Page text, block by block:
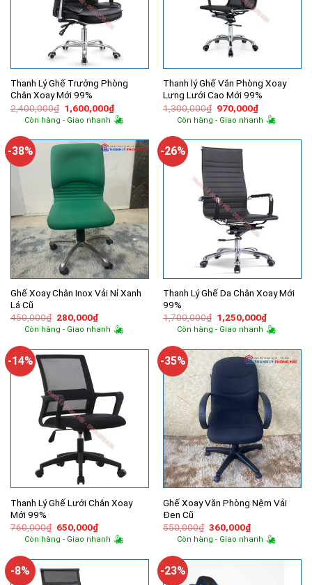
Thanh Lý Ghế Trưởng Phòng
Chân Xoay Mới 99%
2,400,000₫ Giá
gốc
là:
1,600,000₫Giá
hiện
tại
1,600,000₫.
Còn hàng - Giao nhanh
Thanh lý Ghế Văn Phòng Xoay
Lưng Lưới Cao Mới 99%
1,300,000₫ Giá
gốc
là:
970,000₫Giá
hiện
tại
970,000₫.
Còn hàng - Giao nhanh
-38%
Ghế Xoay Chân Inox Vải Nỉ Xanh
Lá Cũ
450,000₫ Giá
gốc
là:
280,000₫Giá
hiện
tại
280,000₫.
Còn hàng - Giao nhanh
-26%
Thanh Lý Ghế Da Chân Xoay Mới
99%
1,700,000₫ Giá
gốc
là:
1,250,000₫Giá
hiện
tại
Còn hàng - Giao nhanh
-14%
Thanh Lý Ghế Lưới Chân Xoay
Mới 99%
760,000₫ Giá
gốc
là:
650,000₫Giá
hiện
tại
650,000₫.
Còn hàng - Giao nhanh
-35%
Ghế Xoay Văn Phòng Nệm Vải
Đen Cũ
550,000₫ Giá
gốc
là:
360,000₫Giá
hiện
tại
360,000₫.
Còn hàng - Giao nhanh
-8% -23%